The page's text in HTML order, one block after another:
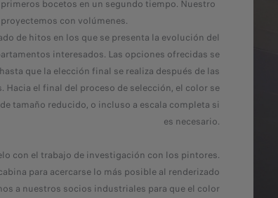
bocetos en un segundo tiempo. Nuestro
con volúmenes.
de hitos en los que se presenta la evolución del
interesados. Las opciones ofrecidas se
que la elección final se realiza después de las
Hacia el final del proceso de selección, el color se
tamaño reducido, o incluso a escala completa si
es necesario.
con el trabajo de investigación con los pintores.
para acercarse lo más posible al renderizado
a nuestros socios industriales para que el color